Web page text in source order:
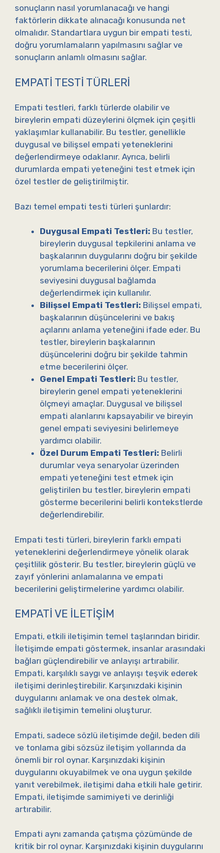
sonuçların nasıl yorumlanacağı ve hangi
faktörlerin dikkate alınacağı konusunda net
olmalıdır. Standartlara uygun bir empati testi,
doğru yorumlamaların yapılmasını sağlar ve
sonuçların anlamlı olmasını sağlar.
EMPATI TESTI TÜRLERI
Empati testleri, farklı türlerde olabilir ve
bireylerin empati düzeylerini ölçmek için çeşitli
yaklaşımlar kullanabilir. Bu testler, genellikle
duygusal ve bilişsel empati yeteneklerini
değerlendirmeye odaklanır. Ayrıca, belirli
durumlarda empati yeteneğini test etmek için
özel testler de geliştirilmiştir.
Bazı temel empati testi türleri şunlardır:
Duygusal Empati Testleri: Bu testler,
bireylerin duygusal tepkilerini anlama ve
başkalarının duygularını doğru bir şekilde
yorumlama becerilerini ölçer. Empati
seviyesini duygusal bağlamda
değerlendirmek için kullanılır.
Bilişsel Empati Testleri: Bilişsel empati,
başkalarının düşüncelerini ve bakış
açılarını anlama yeteneğini ifade eder. Bu
testler, bireylerin başkalarının
düşüncelerini doğru bir şekilde tahmin
etme becerilerini ölçer.
Genel Empati Testleri: Bu testler,
bireylerin genel empati yeteneklerini
ölçmeyi amaçlar. Duygusal ve bilişsel
empati alanlarını kapsayabilir ve bireyin
genel empati seviyesini belirlemeye
yardımcı olabilir.
Özel Durum Empati Testleri: Belirli
durumlar veya senaryolar üzerinden
empati yeteneğini test etmek için
geliştirilen bu testler, bireylerin empati
gösterme becerilerini belirli kontekstlerde
değerlendirebilir.
Empati testi türleri, bireylerin farklı empati
yeteneklerini değerlendirmeye yönelik olarak
çeşitlilik gösterir. Bu testler, bireylerin güçlü ve
zayıf yönlerini anlamalarına ve empati
becerilerini geliştirmelerine yardımcı olabilir.
EMPATI VE İLETIŞIM
Empati, etkili iletişimin temel taşlarından biridir.
İletişimde empati göstermek, insanlar arasındaki
bağları güçlendirebilir ve anlayışı artırabilir.
Empati, karşılıklı saygı ve anlayışı teşvik ederek
iletişimi derinleştirebilir. Karşınızdaki kişinin
duygularını anlamak ve ona destek olmak,
sağlıklı iletişimin temelini oluşturur.
Empati, sadece sözlü iletişimde değil, beden dili
ve tonlama gibi sözsüz iletişim yollarında da
önemli bir rol oynar. Karşınızdaki kişinin
duygularını okuyabilmek ve ona uygun şekilde
yanıt verebilmek, iletişimi daha etkili hale getirir.
Empati, iletişimde samimiyeti ve derinliği
artırabilir.
Empati aynı zamanda çatışma çözümünde de
kritik bir rol oynar. Karşınızdaki kişinin duygularını